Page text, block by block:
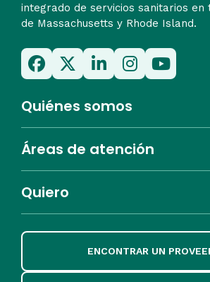
integrado de servicios sanitarios en
de Massachusetts y Rhode Island.
Quiénes somos
Áreas de atención
Quiero
ENCONTRAR UN